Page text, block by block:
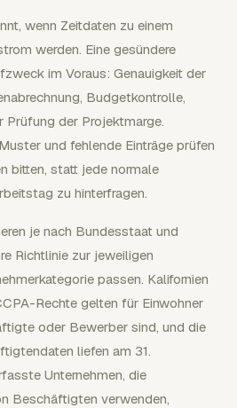
wenn Zeitdaten zu einem
werden. Eine gesündere
im Voraus: Genauigkeit der
Budgetkontrolle,
der Projektmarge.
und fehlende Einträge prüfen
bitten, statt jede normale
zu hinterfragen.
je nach Bundesstaat und
Richtlinie zur jeweiligen
passen. Kalifornien
Rechte gelten für Einwohner
oder Bewerber sind, und die
liefen am 31.
Unternehmen, die
Beschäftigten verwenden,